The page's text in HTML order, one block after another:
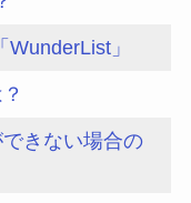
」
きない場合の